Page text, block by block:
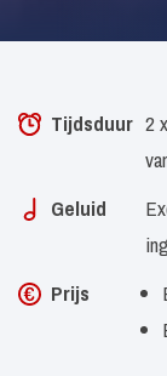
Tijdsduur 2
Geluid
Prijs